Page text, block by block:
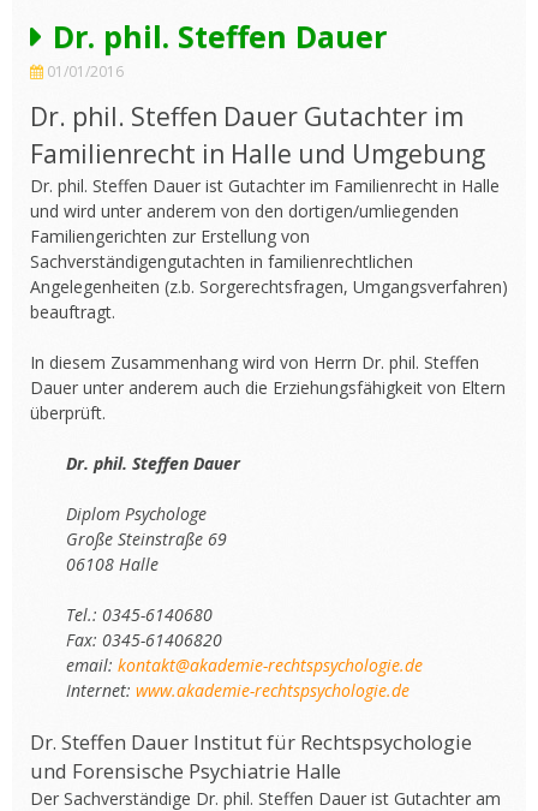
Dr. phil. Steffen Dauer
01/01/2016
Dr. phil. Steffen Dauer Gutachter im
Familienrecht in Halle und Umgebung
Dr. phil. Steffen Dauer ist Gutachter im Familienrecht in Halle
und wird unter anderem von den dortigen/umliegenden
Familiengerichten zur Erstellung von
Sachverständigengutachten in familienrechtlichen
Angelegenheiten (z.b. Sorgerechtsfragen, Umgangsverfahren)
beauftragt.
In diesem Zusammenhang wird von Herrn Dr. phil. Steffen
Dauer unter anderem auch die Erziehungsfähigkeit von Eltern
überprüft.
Dr. phil. Steffen Dauer
Diplom Psychologe
Große Steinstraße 69
06108 Halle
Tel.: 0345-6140680
Fax: 0345-61406820
email: kontakt@akademie-rechtspsychologie.de
Internet: www.akademie-rechtspsychologie.de
Dr. Steffen Dauer Institut für Rechtspsychologie
und Forensische Psychiatrie Halle
Der Sachverständige Dr. phil. Steffen Dauer ist Gutachter am